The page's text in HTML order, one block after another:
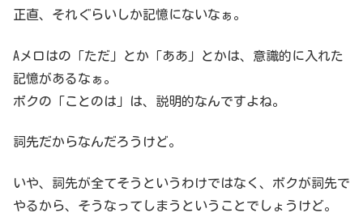
正直、それぐらいしか記憶にないなぁ。
Aメロはの「ただ」とか「ああ」とかは、意識的に入れた
記憶があるなぁ。
ボクの「ことのは」は、説明的なんですよね。
詞先だからなんだろうけど。
いや、詞先が全てそうというわけではなく、ボクが詞先で
やるから、そうなってしまうということでしょうけど。